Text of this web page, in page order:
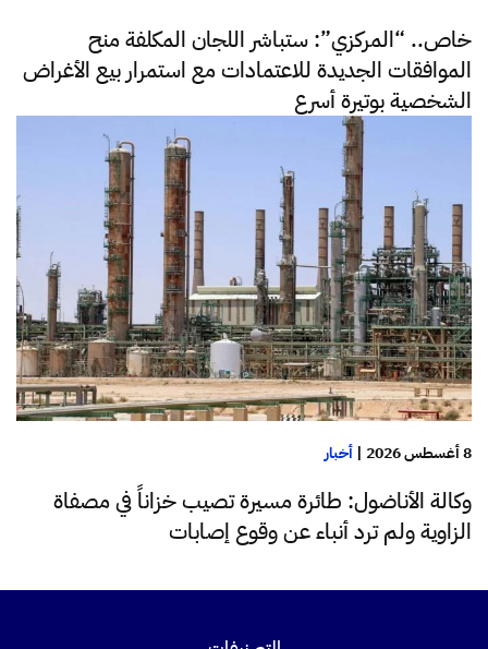
خاص.. “المركزي”: ستباشر اللجان المكلفة منح
الموافقات الجديدة للاعتمادات مع استمرار بيع الأغراض
الشخصية بوتيرة أسرع
8 أغسطس 2026 | أخبار
وكالة الأناضول: طائرة مسيرة تصيب خزاناً في مصفاة
الزاوية ولم ترد أنباء عن وقوع إصابات